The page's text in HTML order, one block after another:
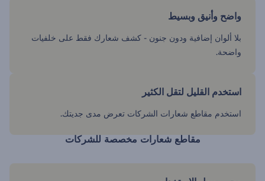
واضح وأنيق وبسيط
بلا ألوان إضافية ودون جنون - كشف شعارك فقط على خلفيات
واضحة.
استخدم القليل لتقل الكثير
استخدم مقاطع شعارات الشركات تعرض مدى جديتك.
مقاطع شعارات مخصصة للشركات